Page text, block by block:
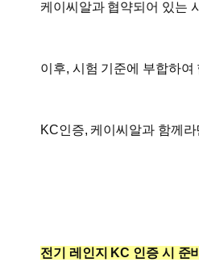
케이씨알과 협약되어 있는
이후, 시험 기준에 부합하여
KC인증, 케이씨알과 함께
전기 레인지 KC 인증 시 준